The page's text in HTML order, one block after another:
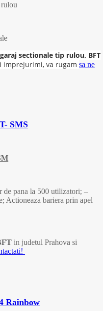
sectionale tip rulou, BFT
imprejurimi, va rugam sa ne
SMS
de pana la 500 utilizatori; –
Actioneaza bariera prin apel
in judetul Prahova si
Rainbow